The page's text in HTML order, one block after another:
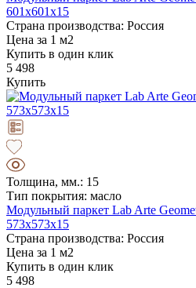
601х601х15
Страна производства: Россия
Цена за 1 м2
Купить в один клик
5 498
Купить
Толщина, мм.: 15
Тип покрытия: масло
Модульный паркет Lab Arte
573х573х15
Страна производства: Россия
Цена за 1 м2
Купить в один клик
5 498